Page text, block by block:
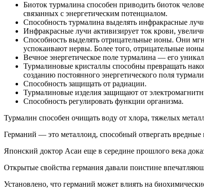
Биоток турмалина способен приводить биоток
связанных с энергетическим потенциалом.
Способность турмалина выделять инфракрасные
Инфракрасные лучи активизирует ток крови,
Способность выделять отрицательные ионы. Они
успокаивают нервы. Более того, отрицательные
Вечное энергетическое поле турмалина — его
Турмалиновые кристаллы способны превращать
созданию постоянного энергетического поля
Способность защищать от радиации.
Турмалиновые изделия защищают от
Способность регулировать функции организма.
Турмалин способен очищать воду от хлора, тяжелых
Германий — это металлоид, способный отвергать
Японский доктор Асаи еще в середине прошлого века
Открытые свойства германия давали поистине
Установлено, что германий может влиять на